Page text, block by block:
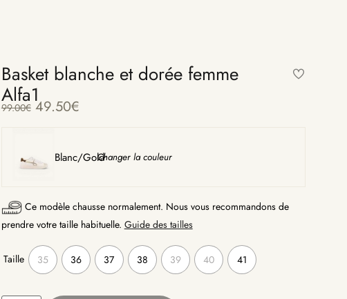
Basket blanche et dorée femme
Alfa1
99.00€ 49.50€
Blanc/GoldChanger la couleur
〉
Ce modèle chausse normalement. Nous vous recommandons de
prendre votre taille habituelle. Guide des tailles
Taille 35 36 37 38 39 40 41